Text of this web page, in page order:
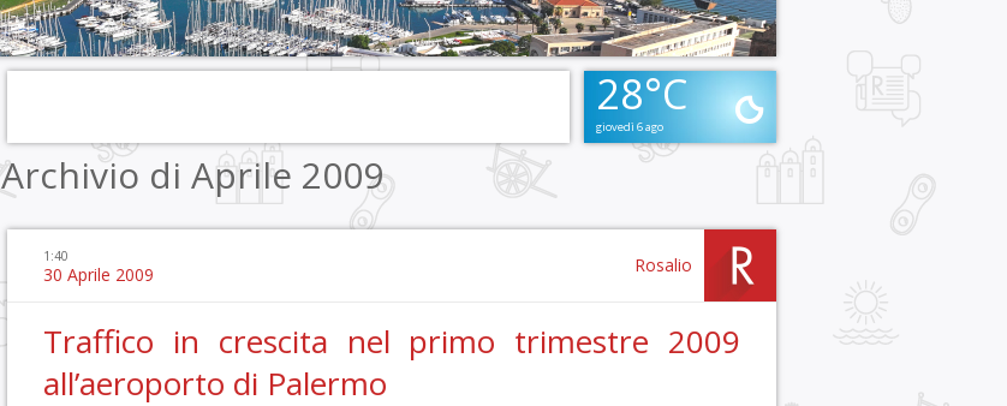
28°C
giovedì 6 ago
Archivio di Aprile 2009
1:40
30 Aprile 2009 Rosalio
Traffico in crescita nel primo trimestre 2009
all’aeroporto di Palermo